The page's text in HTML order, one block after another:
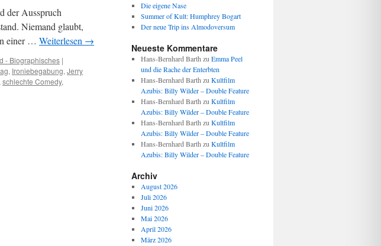
der Ausspruch
Niemand glaubt,
einer … Weiterlesen →
- Biographisches |
, Ironiebegabung, Jerry
schlechte Comedy,
Die eigene Nase
Summer of Kult: Humphrey Bogart
Der neue Trip ins Almodoversum
Neueste Kommentare
Hans-Bernhard Barth zu Emma Peel
und die Rache der Enterbten
Hans-Bernhard Barth zu Kultfilm
Azubis: Billy Wilder – Double Feature
Hans-Bernhard Barth zu Kultfilm
Azubis: Billy Wilder – Double Feature
Hans-Bernhard Barth zu Kultfilm
Azubis: Billy Wilder – Double Feature
Hans-Bernhard Barth zu Kultfilm
Azubis: Billy Wilder – Double Feature
Archiv
August 2026
Juli 2026
Juni 2026
Mai 2026
April 2026
März 2026